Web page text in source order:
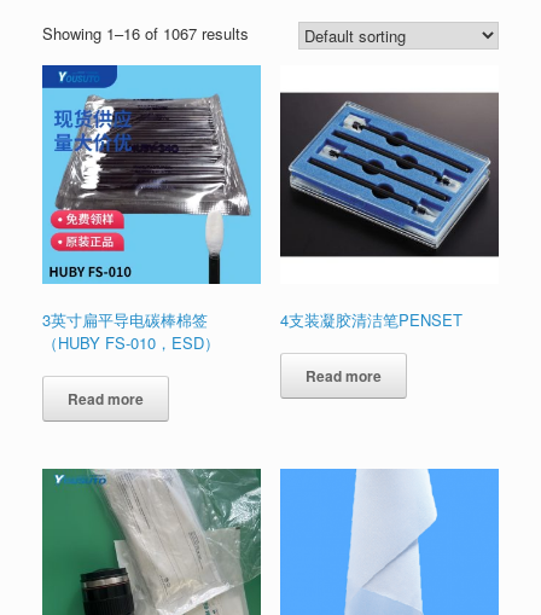
Showing 1–16 of 1067 results
3英寸扁平导电碳棒棉签
（HUBY FS-010，ESD）
Read more
4支装凝胶清洁笔PENSET
Read more